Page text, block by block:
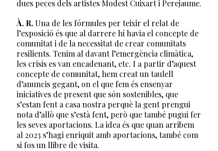
dues peces dels artistes Modest Cuixart i Perejaume.
À. R.Una de les fórmules per teixir el relat de
l’exposició és que al darrere hi havia el concepte de
comunitat i de la necessitat de crear comunitats
resilients. Tenim al davant l’emergència climàtica,
les crisis es van encadenant, etc. I a partir d’aquest
concepte de comunitat, hem creat un taulell
d’anuncis gegant, on el que fem és ensenyar
iniciatives de present que són sostenibles, que
s’estan fent a casa nostra perquè la gent prengui
nota d’allò que s’està fent, però que també pugui fer
les seves aportacions. La idea és que quan arribem
al 2023 s’hagi enriquit amb aportacions, també com
si fos un llibre de visita.